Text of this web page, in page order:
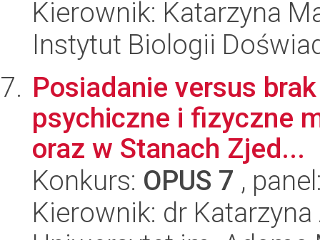
Kierownik: Katarzyna
Instytut Biologii
Posiadanie versus
psychiczne i fizyczne
oraz w Stanach Zjed...
Konkurs: OPUS 7 ,
Kierownik: dr